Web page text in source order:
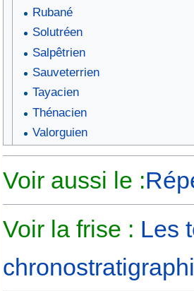
Rubané
Solutréen
Salpêtrien
Sauveterrien
Tayacien
Thénacien
Valorguien
Voir aussi le :
Voir la frise : Les